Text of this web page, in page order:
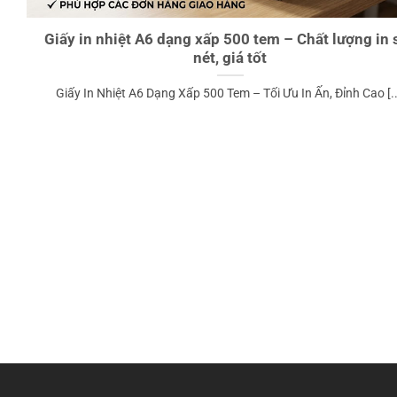
Giấy in nhiệt A6 dạng xấp 500 tem – Chất lượng in
nét, giá tốt
Giấy In Nhiệt A6 Dạng Xấp 500 Tem – Tối Ưu In Ấn, Đỉnh Cao